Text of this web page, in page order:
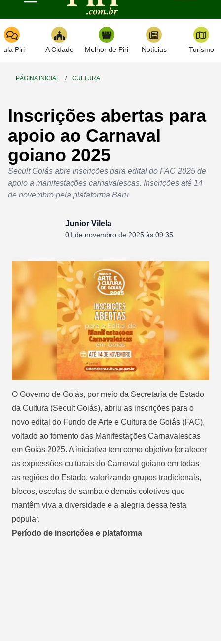
Toggle navigation
Piri A Cidade Melhor de Piri Notícias Turismo
PÁGINA INICIAL / CULTURA
Inscrições abertas para
apoio ao Carnaval
goiano 2025
Secult Goiás abre inscrições para edital do FAC 2025 de
apoio a manifestações carnavalescas. Inscrições até 14
de novembro pela plataforma Baru.
Junior Vilela
01 de novembro de 2025 às 09:35
O Governo de Goiás, por meio da Secretaria de Estado
da Cultura (Secult Goiás), abriu as inscrições para o
novo edital do Fundo de Arte e Cultura de Goiás (FAC),
voltado ao fomento das Manifestações Carnavalescas
em Goiás 2025. A iniciativa tem como objetivo fortalecer
as expressões culturais do Carnaval goiano em todas
as regiões do Estado, valorizando grupos tradicionais,
blocos, escolas de samba e demais coletivos que
mantêm viva a diversidade e a alegria dessa festa
popular.
Período de inscrições e plataforma